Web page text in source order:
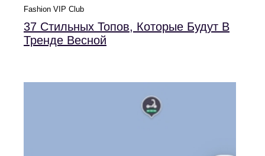
Fashion VIP Club
37 Стильных Топов, Которые Будут В
Тренде Весной